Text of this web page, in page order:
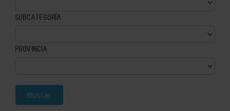
SUBCATEGORÍA
PROVINCIA
Buscar